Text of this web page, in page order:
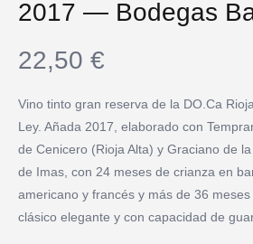
2017 — Bodegas
22,50 €
Vino tinto gran reserva de la DO.Ca
Ley. Añada 2017, elaborado con
de Cenicero (Rioja Alta) y Graciano de
de Imas, con 24 meses de crianza en
americano y francés y más de 36
clásico elegante y con capacidad de